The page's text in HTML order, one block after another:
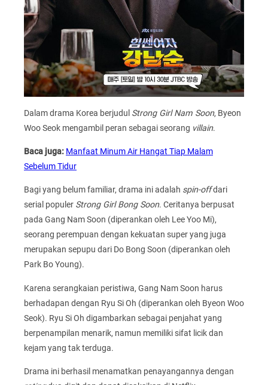
Dalam drama Korea berjudul Strong Girl Nam Soon, Byeon
Woo Seok mengambil peran sebagai seorang villain.
Baca juga: Manfaat Minum Air Hangat Tiap Malam
Sebelum Tidur
Bagi yang belum familiar, drama ini adalah spin-offdari
serial populer Strong Girl Bong Soon. Ceritanya berpusat
pada Gang Nam Soon (diperankan oleh Lee Yoo Mi),
seorang perempuan dengan kekuatan super yang juga
merupakan sepupu dari Do Bong Soon (diperankan oleh
Park Bo Young).
Karena serangkaian peristiwa, Gang Nam Soon harus
berhadapan dengan Ryu Si Oh (diperankan oleh Byeon Woo
Seok). Ryu Si Oh digambarkan sebagai penjahat yang
berpenampilan menarik, namun memiliki sifat licik dan
kejam yang tak terduga.
Drama ini berhasil menamatkan penayangannya dengan